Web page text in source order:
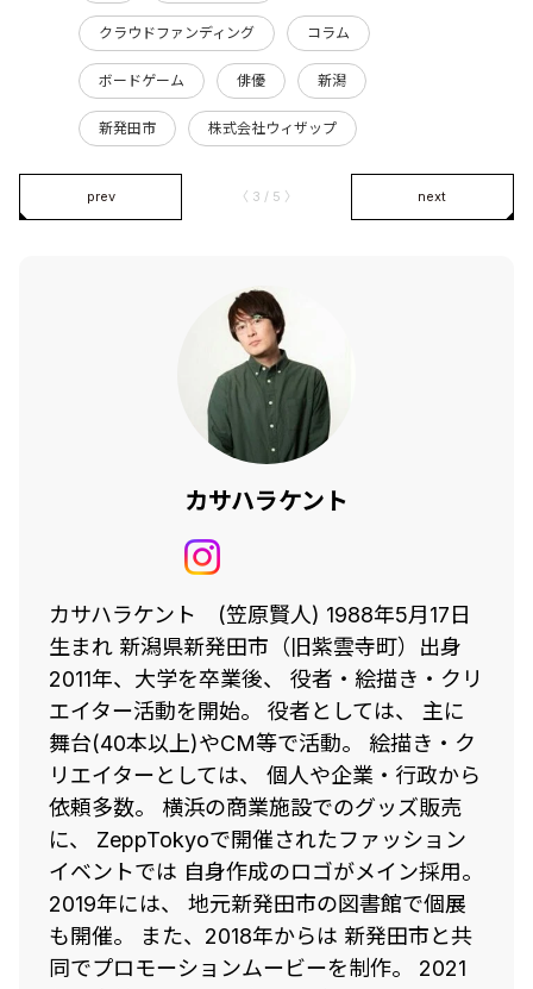
クラウドファンディング コラム
ボードゲーム 俳優 新潟
新発田市 株式会社ウィザップ
prev 〈 3 / 5 〉 next
カサハラケント
カサハラケント (笠原賢人) 1988年5月17日
生まれ 新潟県新発田市（旧紫雲寺町）出身
2011年、大学を卒業後、 役者・絵描き・クリ
エイター活動を開始。 役者としては、 主に
舞台(40本以上)やCM等で活動。 絵描き・ク
リエイターとしては、 個人や企業・行政から
依頼多数。 横浜の商業施設でのグッズ販売
に、 ZeppTokyoで開催されたファッション
イベントでは 自身作成のロゴがメイン採用。
2019年には、 地元新発田市の図書館で個展
も開催。 また、2018年からは 新発田市と共
同でプロモーションムービーを制作。 2021